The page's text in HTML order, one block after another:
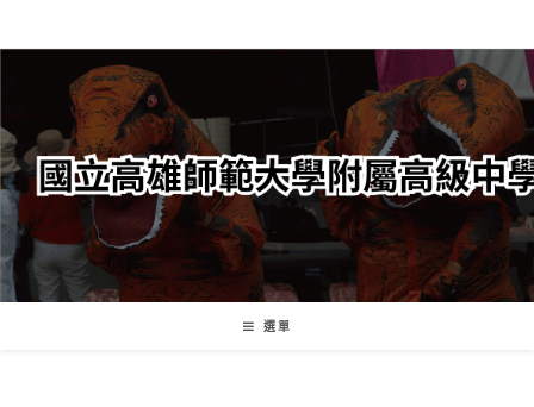
轉
要
內
容
選單